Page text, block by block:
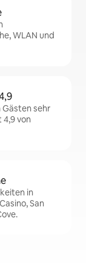
WLAN und
sehr
von
in
San